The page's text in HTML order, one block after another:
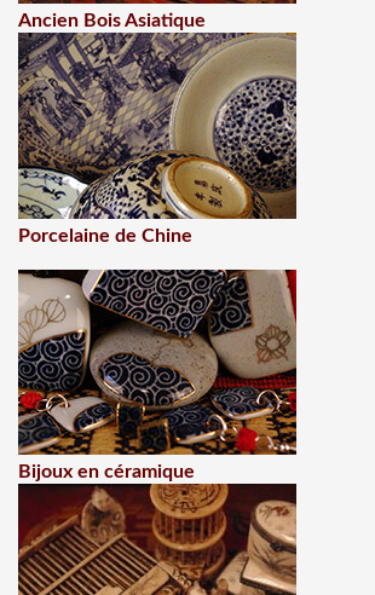
Ancien Bois Asiatique
Porcelaine de Chine
Bijoux en céramique